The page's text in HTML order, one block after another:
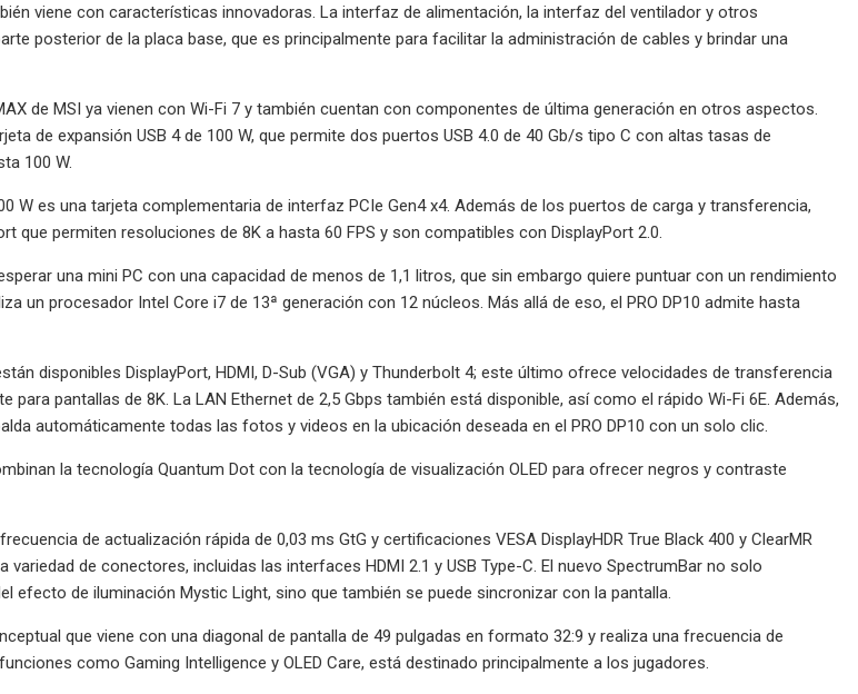
viene con características innovadoras. La interfaz de alimentación, la interfaz del ventilador y otros
posterior de la placa base, que es principalmente para facilitar la administración de cables y brindar una
de MSI ya vienen con Wi-Fi 7 y también cuentan con componentes de última generación en otros aspectos.
de expansión USB 4 de 100 W, que permite dos puertos USB 4.0 de 40 Gb/s tipo C con altas tasas de
100 W.
W es una tarjeta complementaria de interfaz PCIe Gen4 x4. Además de los puertos de carga y transferencia,
que permiten resoluciones de 8K a hasta 60 FPS y son compatibles con DisplayPort 2.0.
una mini PC con una capacidad de menos de 1,1 litros, que sin embargo quiere puntuar con un rendimiento
un procesador Intel Core i7 de 13ª generación con 12 núcleos. Más allá de eso, el PRO DP10 admite hasta
disponibles DisplayPort, HDMI, D-Sub (VGA) y Thunderbolt 4; este último ofrece velocidades de transferencia
para pantallas de 8K. La LAN Ethernet de 2,5 Gbps también está disponible, así como el rápido Wi-Fi 6E. Además,
automáticamente todas las fotos y videos en la ubicación deseada en el PRO DP10 con un solo clic.
la tecnología Quantum Dot con la tecnología de visualización OLED para ofrecer negros y contraste
de actualización rápida de 0,03 ms GtG y certificaciones VESA DisplayHDR True Black 400 y ClearMR
variedad de conectores, incluidas las interfaces HDMI 2.1 y USB Type-C. El nuevo SpectrumBar no solo
efecto de iluminación Mystic Light, sino que también se puede sincronizar con la pantalla.
que viene con una diagonal de pantalla de 49 pulgadas en formato 32:9 y realiza una frecuencia de
como Gaming Intelligence y OLED Care, está destinado principalmente a los jugadores.